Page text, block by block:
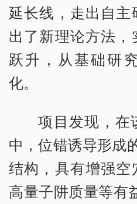
延长线，走出自
出了新理论方法
跃升，从基础研
化。
项目发现，在
中，位错诱导形成
结构，具有增强空
高量子阱质量等有